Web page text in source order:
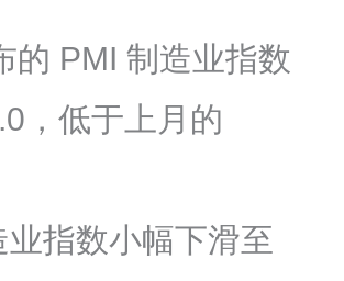
的 PMI 制造业指数
，低于上月的
业指数小幅下滑至